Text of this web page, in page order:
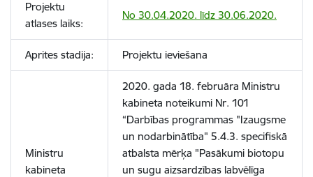
Projektu
atlases laiks:
No 30.04.2020. līdz 30.06.2020.
Aprites stadija: Projektu ieviešana
Ministru
kabineta
2020. gada 18. februāra Ministru
kabineta noteikumi Nr. 101
“Darbības programmas "Izaugsme
un nodarbinātība" 5.4.3. specifiskā
atbalsta mērķa "Pasākumi biotopu
un sugu aizsardzības labvēlīga